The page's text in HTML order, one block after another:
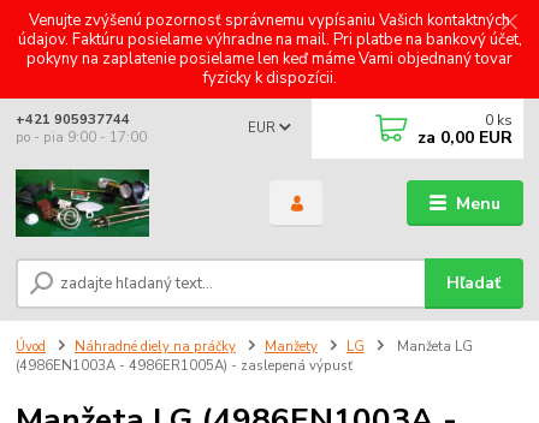
Venujte zvýšenú pozornosť správnemu vypísaniu Vašich kontaktných
údajov. Faktúru posielame výhradne na mail. Pri platbe na bankový účet,
pokyny na zaplatenie posielame len keď máme Vami objednaný tovar
fyzicky k dispozícii.
Menu
EUR
Hľadať
+421 905937744
po - pia 9:00 - 17:00
0 ks
za 0,00 EUR
Úvod Náhradné diely na práčky Manžety LG
Manžeta LG
(4986EN1003A - 4986ER1005A) - zaslepená výpusť